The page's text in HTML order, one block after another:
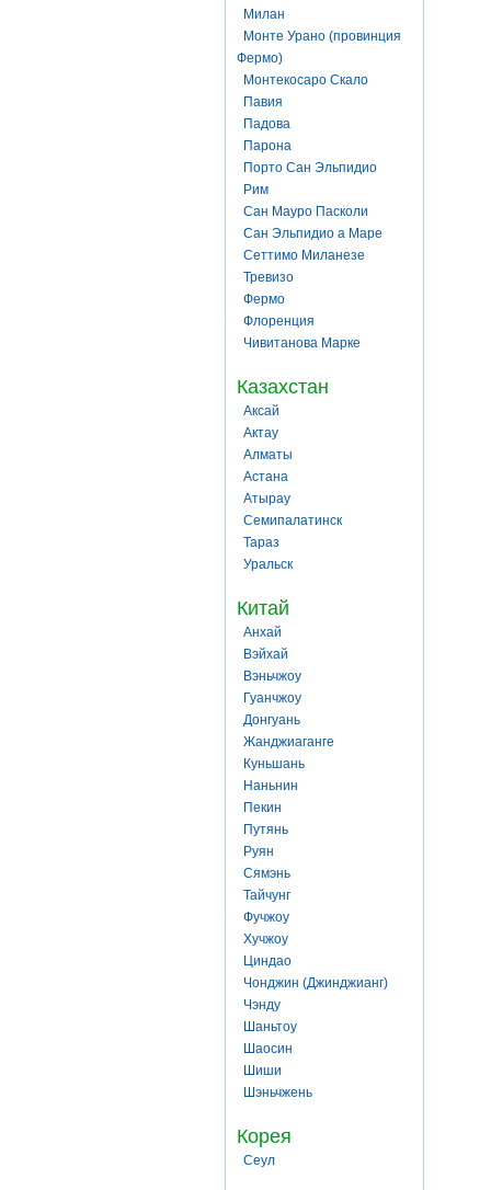
Милан
Монте Урано (провинция
Фермо)
Монтекосаро Скало
Павия
Падова
Парона
Порто Сан Эльпидио
Рим
Сан Мауро Пасколи
Сан Эльпидио а Маре
Сеттимо Миланезе
Тревизо
Фермо
Флоренция
Чивитанова Марке
Казахстан
Аксай
Актау
Алматы
Астана
Атырау
Семипалатинск
Тараз
Уральск
Китай
Анхай
Вэйхай
Вэньчжоу
Гуанчжоу
Донгуань
Жанджиаганге
Куньшань
Наньнин
Пекин
Путянь
Руян
Сямэнь
Тайчунг
Фучжоу
Хучжоу
Циндао
Чонджин (Джинджианг)
Чэнду
Шаньтоу
Шаосин
Шиши
Шэньчжень
Корея
Сеул